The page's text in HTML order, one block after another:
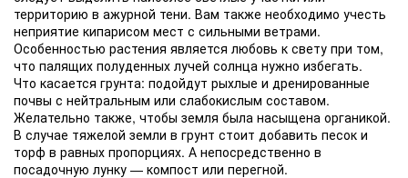
территорию в ажурной тени. Вам также необходимо учесть
неприятие кипарисом мест с сильными ветрами.
Особенностью растения является любовь к свету при том,
что палящих полуденных лучей солнца нужно избегать.
Что касается грунта: подойдут рыхлые и дренированные
почвы с нейтральным или слабокислым составом.
Желательно также, чтобы земля была насыщена органикой.
В случае тяжелой земли в грунт стоит добавить песок и
торф в равных пропорциях. А непосредственно в
посадочную лунку — компост или перегной.